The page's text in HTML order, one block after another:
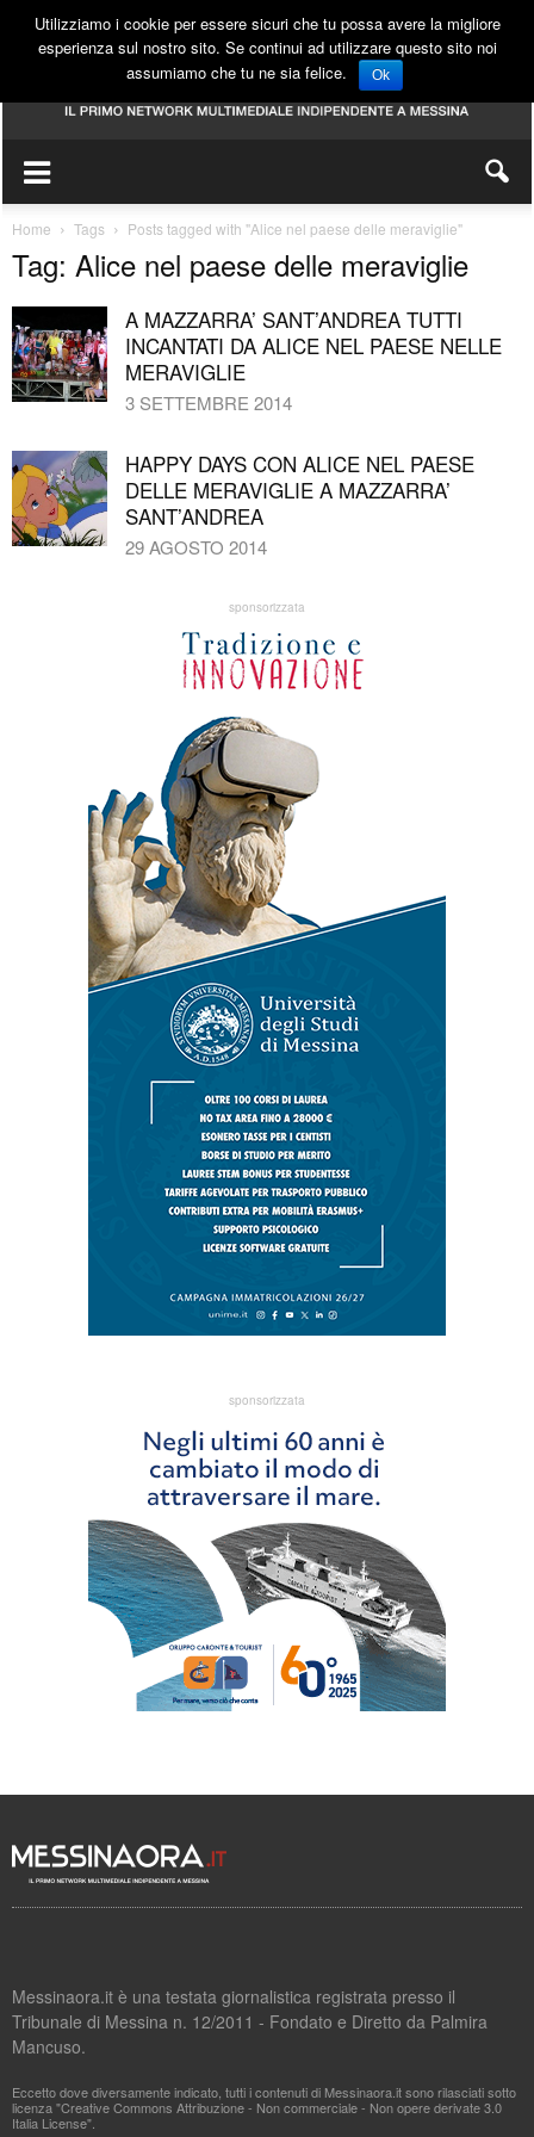
Home Tags Posts tagged with "Alice nel paese delle meraviglie"
Tag: Alice nel paese delle meraviglie
A MAZZARRA’ SANT’ANDREA TUTTI
INCANTATI DA ALICE NEL PAESE NELLE
MERAVIGLIE
3 SETTEMBRE 2014
HAPPY DAYS CON ALICE NEL PAESE
DELLE MERAVIGLIE A MAZZARRA’
SANT’ANDREA
29 AGOSTO 2014
sponsorizzata
sponsorizzata
Messinaora.it è una testata giornalistica registrata presso il
Tribunale di Messina n. 12/2011 - Fondato e Diretto da Palmira
Mancuso.
Eccetto dove diversamente indicato, tutti i contenuti di Messinaora.it sono rilasciati sotto
licenza "Creative Commons Attribuzione - Non commerciale - Non opere derivate 3.0
Italia License".
Utilizziamo i cookie per essere sicuri che tu possa avere la migliore
esperienza sul nostro sito. Se continui ad utilizzare questo sito noi
assumiamo che tu ne sia felice.
Ok